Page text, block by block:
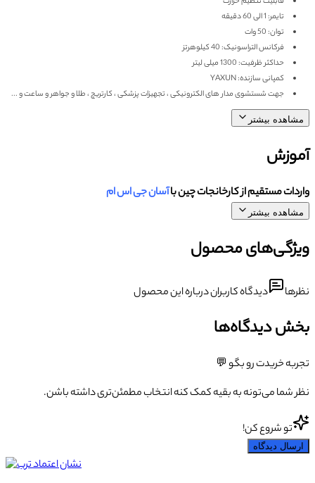
تایمر: 1 الی 60 دقیقه
توان: 50 وات
فرکانس التراسونیک: 40 کیلوهرتز
حداکثر ظرفیت: 1300 میلی لیتر
کمپانی سازنده: YAXUN
جهت شستشوی مدار های الکترونیکی ، تجهیزات پزشکی ، کارتریچ ، طلا و جواهر و ساعت و ...
مشاهده بیشتر
آموزش
واردات مستقیم از کارخانجات چین باآسان جی اس ام
مشاهده بیشتر
ویژگی‌های محصول
نظرها دیدگاه کاربران درباره این محصول
بخش دیدگاه‌ها
تجربه خریدت رو بگو 💬
نظر شما می‌تونه به بقیه کمک کنه انتخاب مطمئن‌تری داشته باشن.
تو شروع کن!
ارسال دیدگاه